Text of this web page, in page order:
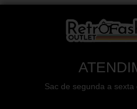
Sac de segunda a